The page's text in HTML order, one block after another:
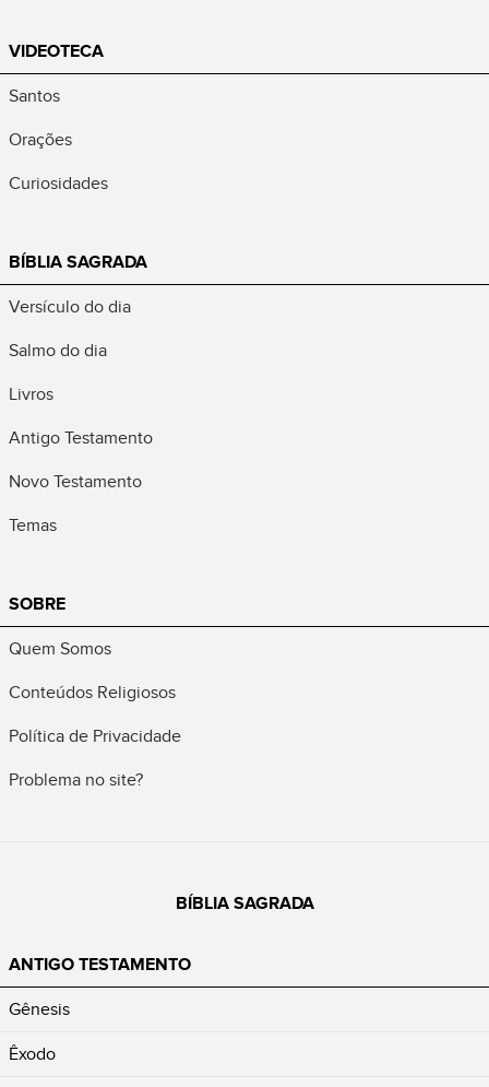
VIDEOTECA
Santos
Orações
Curiosidades
BÍBLIA SAGRADA
Versículo do dia
Salmo do dia
Livros
Antigo Testamento
Novo Testamento
Temas
SOBRE
Quem Somos
Conteúdos Religiosos
Política de Privacidade
Problema no site?
BÍBLIA SAGRADA
ANTIGO TESTAMENTO
Gênesis
Êxodo